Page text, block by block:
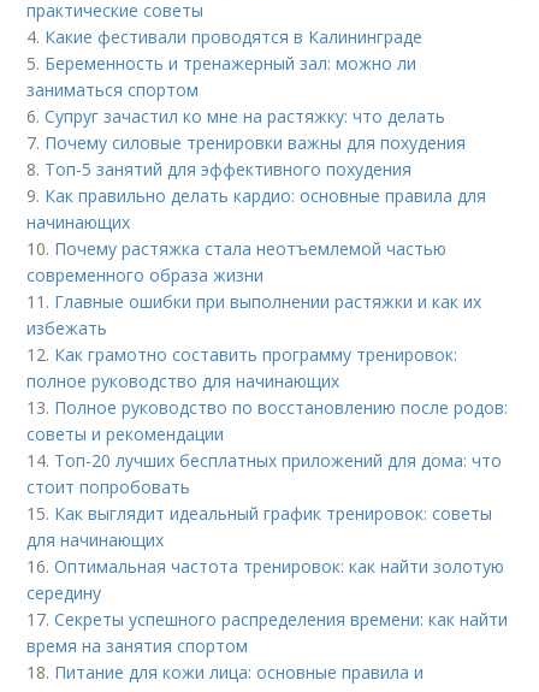
практические советы
4. Какие фестивали проводятся в Калининграде
5. Беременность и тренажерный зал: можно ли
заниматься спортом
6.Супруг зачастил ко мне на растяжку: что делать
7. Почему силовые тренировки важны для похудения
8. Топ-5 занятий для эффективного похудения
9. Как правильно делать кардио: основные правила для
начинающих
10. Почему растяжка стала неотъемлемой частью
современного образа жизни
11. Главные ошибки при выполнении растяжки и как их
избежать
12. Как грамотно составить программу тренировок:
полное руководство для начинающих
13. Полное руководство по восстановлению после родов:
советы и рекомендации
14. Топ-20 лучших бесплатных приложений для дома: что
стоит попробовать
15. Как выглядит идеальный график тренировок: советы
для начинающих
16.Оптимальная частота тренировок: как найти золотую
середину
17.Секреты успешного распределения времени: как найти
время на занятия спортом
18. Питание для кожи лица: основные правила и